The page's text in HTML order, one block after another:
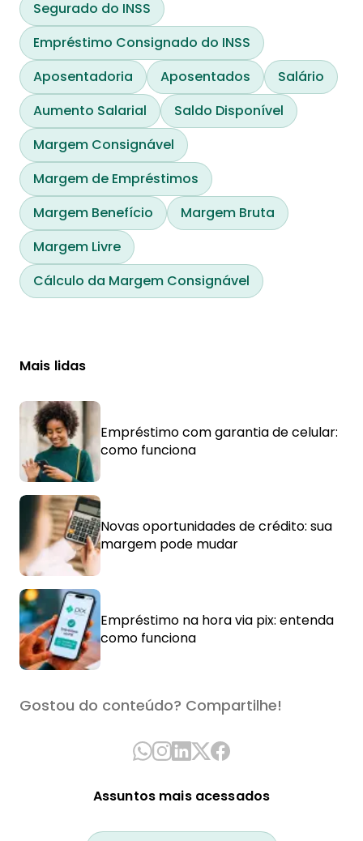
Segurado do INSS
Empréstimo Consignado do INSS
Aposentadoria
Aposentados
Salário
Aumento Salarial
Saldo Disponível
Margem Consignável
Margem de Empréstimos
Margem Benefício
Margem Bruta
Margem Livre
Cálculo da Margem Consignável
Mais lidas
Empréstimo com garantia de celular:
como funciona
Novas oportunidades de crédito: sua
margem pode mudar
Empréstimo na hora via pix: entenda
como funciona
Gostou do conteúdo? Compartilhe!
Assuntos mais acessados